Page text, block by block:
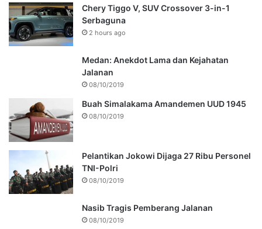
Chery Tiggo V, SUV Crossover 3-in-1
Serbaguna
2 hours ago
Medan: Anekdot Lama dan Kejahatan
Jalanan
08/10/2019
Buah Simalakama Amandemen UUD 1945
08/10/2019
Pelantikan Jokowi Dijaga 27 Ribu Personel
TNI-Polri
08/10/2019
Nasib Tragis Pemberang Jalanan
08/10/2019